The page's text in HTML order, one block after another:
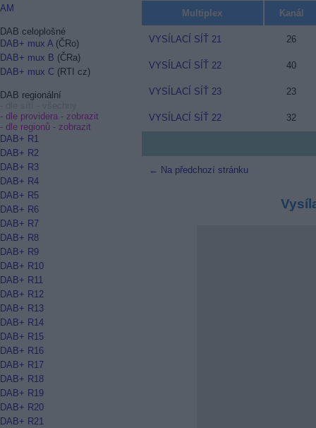
AM
DAB celoplošné
DAB+ mux A(ČRo)
DAB+ mux B (ČRa)
DAB+ mux C (RTI cz)
DAB regionální
- dle providera - zobrazit
- dle regionů - zobrazit
DAB+ R1
DAB+ R2
DAB+ R3
DAB+ R4
DAB+ R5
DAB+ R6
DAB+ R7
DAB+ R8
DAB+ R9
DAB+ R10
DAB+ R11
DAB+ R12
DAB+ R13
DAB+ R14
DAB+ R15
DAB+ R16
DAB+ R17
DAB+ R18
DAB+ R19
DAB+ R20
DAB+ R21
Multiplex Kanál
VYSÍLACÍ SÍŤ 21 26
VYSÍLACÍ SÍŤ 22 40
VYSÍLACÍ SÍŤ 23 23
VYSÍLACÍ SÍŤ 22 32
← Na předchozí stránku